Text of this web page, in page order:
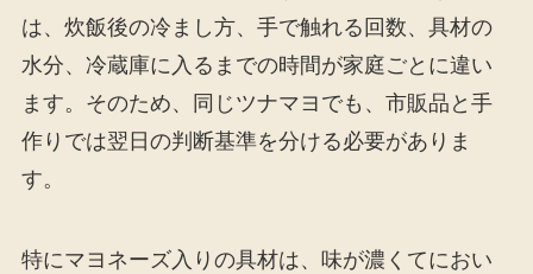
は、炊飯後の冷まし方、手で触れる回数、具材の
水分、冷蔵庫に入るまでの時間が家庭ごとに違い
ます。そのため、同じツナマヨでも、市販品と手
作りでは翌日の判断基準を分ける必要がありま
す。
特にマヨネーズ入りの具材は、味が濃くてにおい